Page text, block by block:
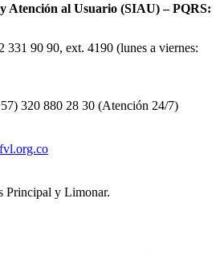
Atención al Usuario (SIAU) – PQRS:
331 90 90, ext. 4190 (lunes a viernes:
320 880 28 30 (Atención 24/7)
Principal y Limonar.